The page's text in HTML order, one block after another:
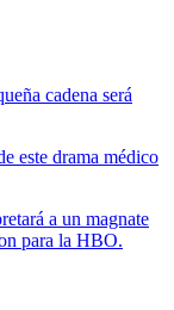
cadena será
este drama médico
a un magnate
para la HBO.